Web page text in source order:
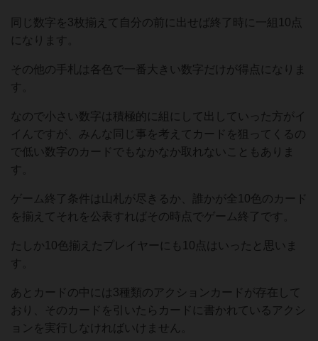
同じ数字を3枚揃えて自分の前に出せば終了時に一組10点
になります。
その他の手札は各色で一番大きい数字だけが得点になりま
す。
なので小さい数字は積極的に組にして出していった方がイ
イんですが、みんな同じ事を考えてカードを狙ってくるの
で低い数字のカードでもなかなか取れないこともありま
す。
ゲーム終了条件は山札が尽きるか、誰かが全10色のカード
を揃えてそれを公表すればその時点でゲーム終了です。
たしか10色揃えたプレイヤーにも10点はいったと思いま
す。
あとカードの中には3種類のアクションカードが存在して
おり、そのカードを引いたらカードに書かれているアクシ
ョンを実行しなければいけません。